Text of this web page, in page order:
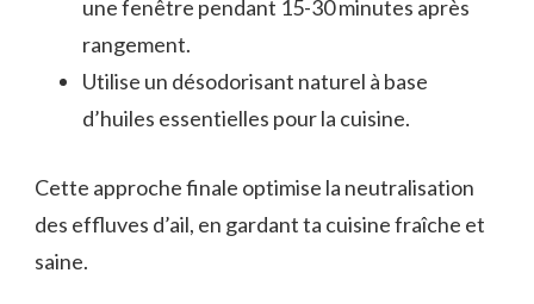
une fenêtre pendant 15-30 minutes après
rangement.
Utilise un désodorisant naturel à base
d’huiles essentielles pour la cuisine.
Cette approche finale optimise la neutralisation
des effluves d’ail, en gardant ta cuisine fraîche et
saine.